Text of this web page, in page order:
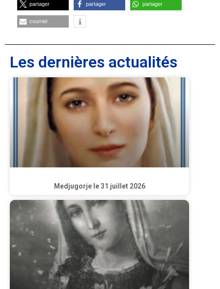
partager partager partager
courriel
Les dernières actualités
Medjugorje le 31 juillet 2026